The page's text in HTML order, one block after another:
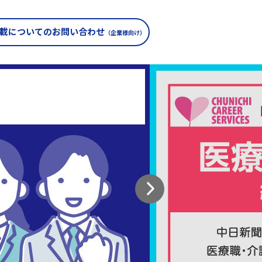
についてのお問い合わせ （企業様向け）